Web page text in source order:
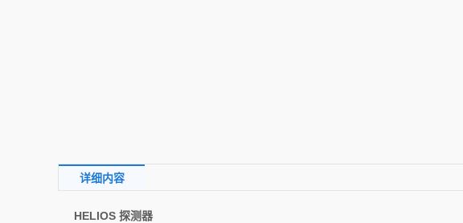
详细内容
HELIOS 探测器